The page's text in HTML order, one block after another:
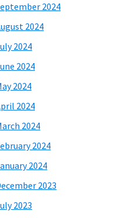
2024
2024
2024
2024
2024
2024
2024
2024
2024
2023
2023